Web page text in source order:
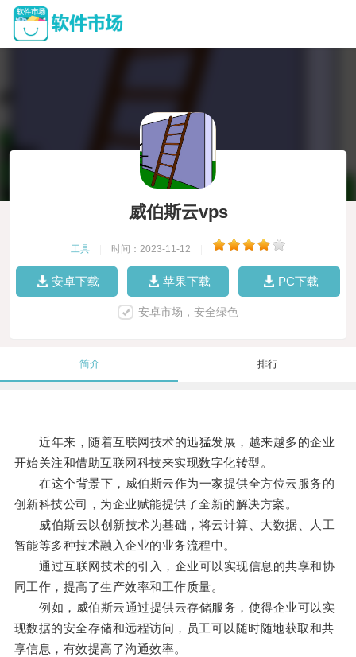
威伯斯云vps
工具 时间：2023-11-12
安卓下载 苹果下载 PC下载
安卓市场，安全绿色
简介 排行
近年来，随着互联网技术的迅猛发展，越来越多的企业
开始关注和借助互联网科技来实现数字化转型。
在这个背景下，威伯斯云作为一家提供全方位云服务的
创新科技公司，为企业赋能提供了全新的解决方案。
威伯斯云以创新技术为基础，将云计算、大数据、人工
智能等多种技术融入企业的业务流程中。
通过互联网技术的引入，企业可以实现信息的共享和协
同工作，提高了生产效率和工作质量。
例如，威伯斯云通过提供云存储服务，使得企业可以实
现数据的安全存储和远程访问，员工可以随时随地获取和共
享信息，有效提高了沟通效率。